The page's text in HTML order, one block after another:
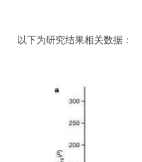
以下为研究结果相关数据：